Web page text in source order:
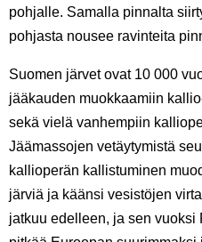
pohjalle. Samalla pinnalta
pohjasta nousee ravinteita
Suomen järvet ovat 10 000
jääkauden muokkaamiin
sekä vielä vanhempiin
Jäämassojen vetäytymistä
kallioperän kallistuminen
järviä ja käänsi vesistöjen
jatkuu edelleen, ja sen vuoksi